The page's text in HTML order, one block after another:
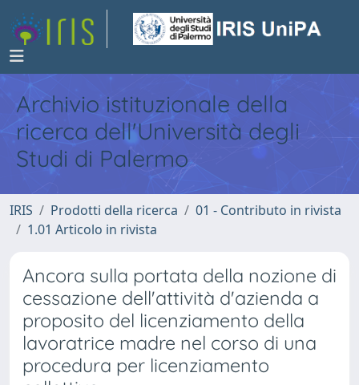
Archivio istituzionale della
ricerca dell'Università degli
Studi di Palermo
IRIS Prodotti della ricerca
01 - Contributo in rivista
1.01 Articolo in rivista
Ancora sulla portata della nozione di
cessazione dell'attività d'azienda a
proposito del licenziamento della
lavoratrice madre nel corso di una
procedura per licenziamento